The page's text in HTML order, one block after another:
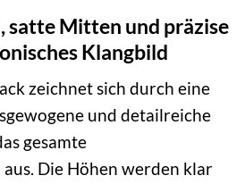
satte Mitten und präzise
Klangbild
zeichnet sich durch eine
und detailreiche
gesamte
Die Höhen werden klar